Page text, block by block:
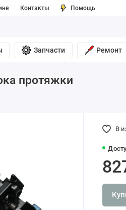
Контакты Помощь
Запчасти Ремонт
протяжки
В